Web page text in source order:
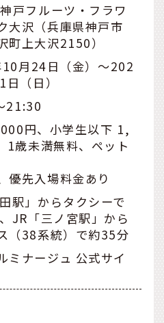
戸フルーツ・フラワ
大沢（兵庫県神戸市
町上大沢2150）
月24日（金）～202
（日）
21:30
円、小学生以下 1,
1歳未満無料、ペット
優先入場料金あり
駅」からタクシーで
JR「三ノ宮駅」から
（38系統）で約35分
ミナージュ 公式サイ